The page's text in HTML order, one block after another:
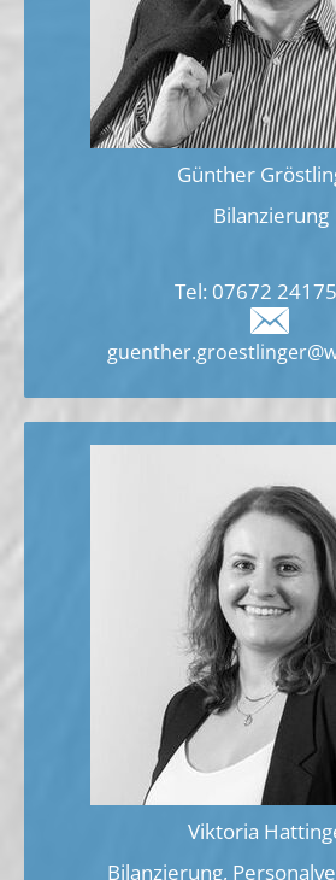
Günther
Bilanzierung
Tel: 07672
Viktoria
Bilanzierung,